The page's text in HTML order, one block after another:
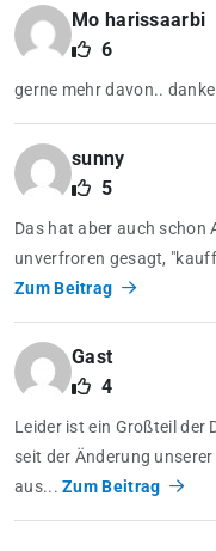
Mo harissaarbi
6
gerne mehr davon..
sunny
5
Das hat aber auch schon
unverfroren gesagt,
Zum Beitrag
Gast
4
Leider ist ein Großteil der
seit der Änderung
aus...Zum Beitrag